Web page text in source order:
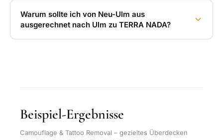
Warum sollte ich von Neu-Ulm aus
ausgerechnet nach Ulm zu TERRA NADA?
Beispiel-Ergebnisse
Camouflage & Tattoo Removal – gezieltes Überdecken